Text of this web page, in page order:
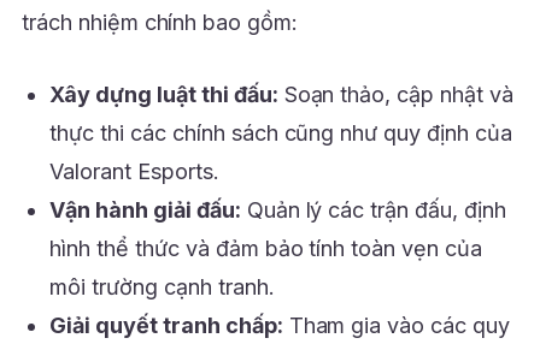
trách nhiệm chính bao gồm:
Xây dựng luật thi đấu: Soạn thảo, cập nhật và
thực thi các chính sách cũng như quy định của
Valorant Esports.
Vận hành giải đấu: Quản lý các trận đấu, định
hình thể thức và đảm bảo tính toàn vẹn của
môi trường cạnh tranh.
Giải quyết tranh chấp: Tham gia vào các quy